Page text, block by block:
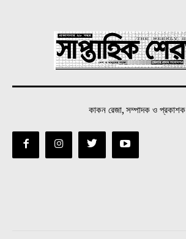
কাকন রেজা, সম্পাদক ও প্রকাশক